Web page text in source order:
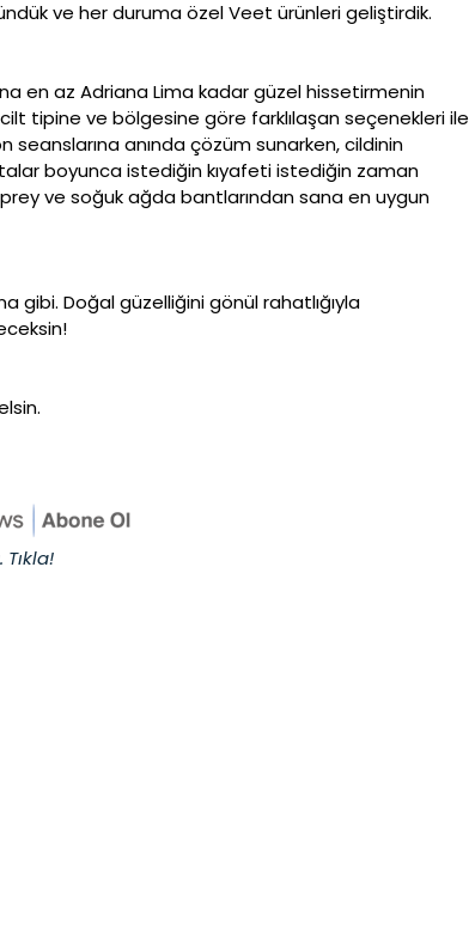
ve her duruma özel Veet ürünleri geliştirdik.
en az Adriana Lima kadar güzel hissetirmenin
tipine ve bölgesine göre farklılaşan seçenekleri ile
anında çözüm sunarken, cildinin
boyunca istediğin kıyafeti istediğin zaman
ve soğuk ağda bantlarından sana en uygun
gibi. Doğal güzelliğini gönül rahatlığıyla